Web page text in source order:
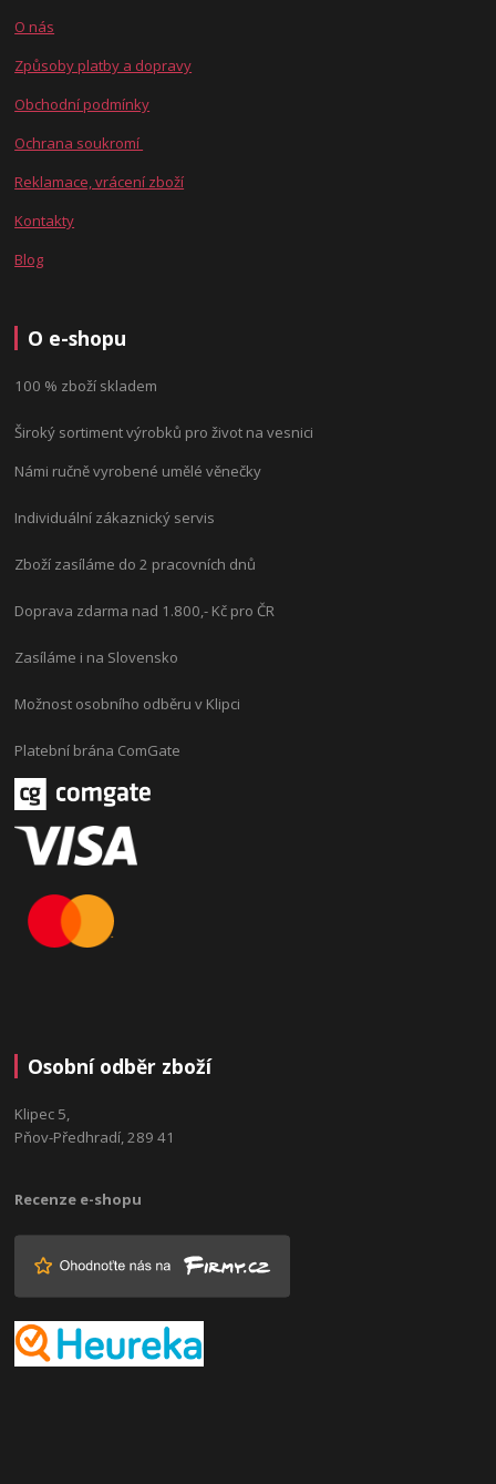
O nás
Způsoby platby a dopravy
Obchodní podmínky
Ochrana soukromí
Reklamace, vrácení zboží
Kontakty
Blog
O e-shopu
100 % zboží skladem
Široký sortiment výrobků pro život na vesnici
Námi ručně vyrobené umělé věnečky
Individuální zákaznický servis
Zboží zasíláme do 2 pracovních dnů
Doprava zdarma nad 1.800,- Kč pro ČR
Zasíláme i na Slovensko
Možnost osobního odběru v Klipci
Platební brána ComGate
Osobní odběr zboží
Klipec 5,
Pňov-Předhradí, 289 41
Recenze e-shopu